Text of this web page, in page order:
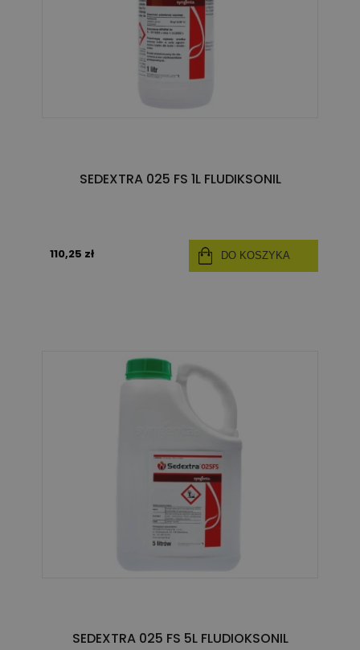
SEDEXTRA 025 FS 1L FLUDIKSONIL
110,25 zł DO KOSZYKA
SEDEXTRA 025 FS 5L FLUDIOKSONIL